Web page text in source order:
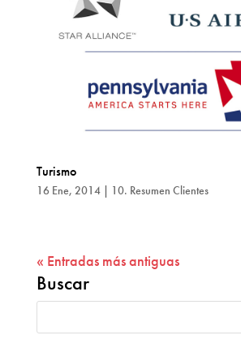
Turismo
16 Ene, 2014| 10. Resumen Clientes
« Entradas más antiguas
Buscar